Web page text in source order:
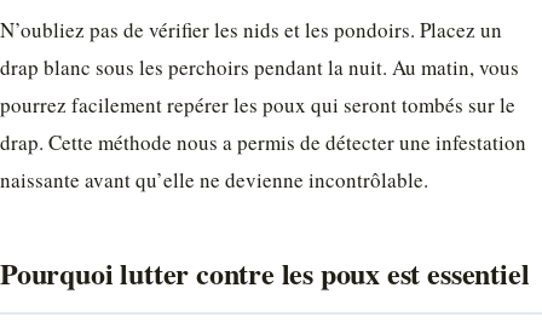
N’oubliez pas de vérifier les nids et les pondoirs. Placez un
drap blanc sous les perchoirs pendant la nuit. Au matin, vous
pourrez facilement repérer les poux qui seront tombés sur le
drap. Cette méthode nous a permis de détecter une infestation
naissante avant qu’elle ne devienne incontrôlable.
Pourquoi lutter contre les poux est essentiel